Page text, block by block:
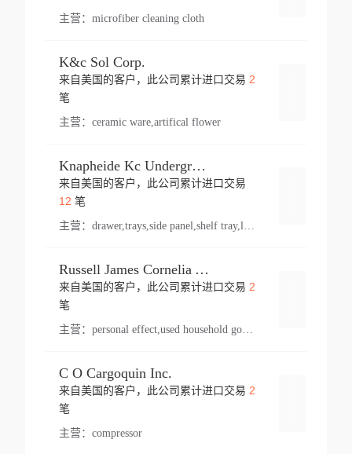
主营： microfiber cleaning cloth
K&c Sol Corp.
来自美国的客户，此公司累计进口交易 2
笔
主营： ceramic ware,artifical flower
Knapheide Kc Underground
来自美国的客户，此公司累计进口交易
12 笔
主营：
Russell James Cornelia Arlington Va
来自美国的客户，此公司累计进口交易 2
笔
主营： personal effect,used household goods
C O Cargoquin Inc.
来自美国的客户，此公司累计进口交易 2
笔
主营： compressor